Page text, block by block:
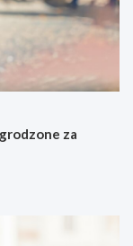
za